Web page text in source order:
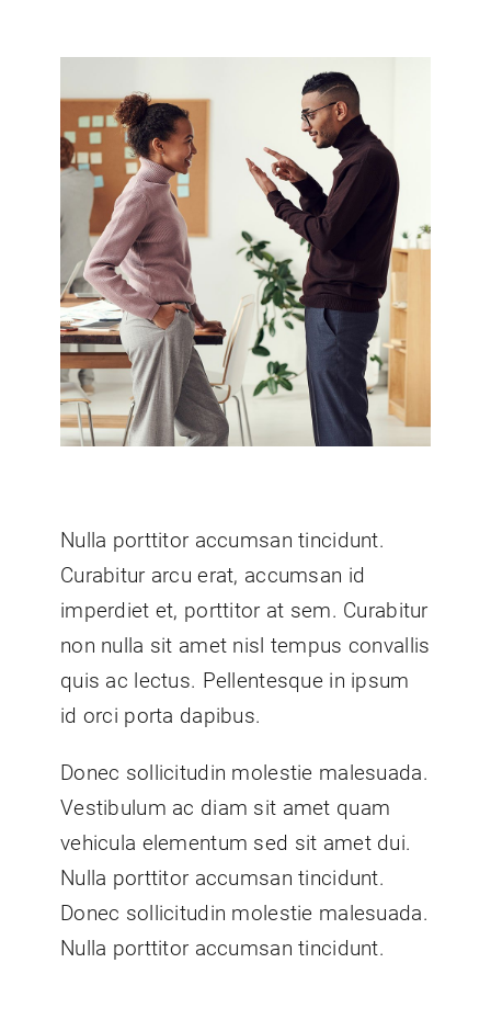
Nulla porttitor accumsan tincidunt.
Curabitur arcu erat, accumsan id
imperdiet et, porttitor at sem. Curabitur
non nulla sit amet nisl tempus convallis
quis ac lectus. Pellentesque in ipsum
id orci porta dapibus.
Donec sollicitudin molestie malesuada.
Vestibulum ac diam sit amet quam
vehicula elementum sed sit amet dui.
Nulla porttitor accumsan tincidunt.
Donec sollicitudin molestie malesuada.
Nulla porttitor accumsan tincidunt.